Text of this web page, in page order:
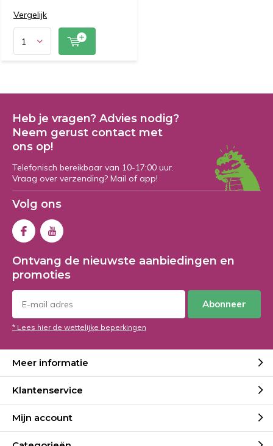
Vergelijk
Heb je vragen? Advies nodig?
Neem gerust contact met
ons op!
Telefonisch bereikbaar van 10-17:00 uur.
Vraag over verzending? Mail of app!
Volg ons
Ontvang de nieuwste aanbiedingen en
promoties
Abonneer
* Lees hier de wettelijke beperkingen
Meer informatie
Klantenservice
Mijn account